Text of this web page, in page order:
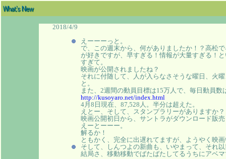
2018/4/9
えーーーっと。
で、この週末から、何がありましたか！？高松
が好きですが、早すぎる！情報が大量すぎる！
すぎて。
映画が公開されましたね？
それに付随して、人が入らなさそうな曜日、火
と。
また、2週間の動員目標は15万人で、毎日動員数
http://kusoyaro.net/index.html
4月8日現在、87,528人。半分は超えた。
えとー、そして、スタンプラリーがありますか？
映画公開初日から、サントラがダウンロード販
えーとーーー。
解るか！
ともかく、完全に出遅れてますが、ようやく映
そして、しんつよの新曲も、いやまって、それ
結局さ、移動移動でばたばたしてるうちにアベ